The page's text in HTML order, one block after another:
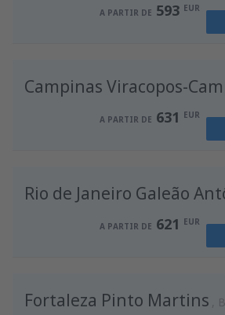
A PARTIR DE 593 EUR
A PARTIR DE 593EUR
Porto, Francisco Sá
Campinas Viracopos-
A PARTIR DE 631 EUR
A PARTIR DE 621 EUR
Fortaleza Pinto Martins